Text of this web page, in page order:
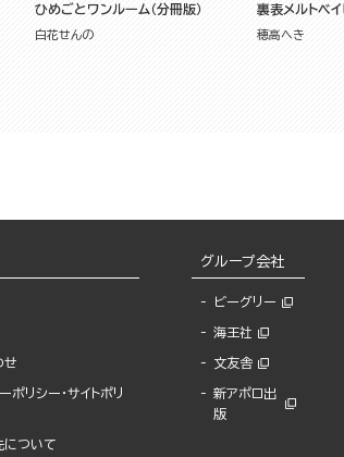
ひめごとワンルーム（分冊版）
白花せんの
裏表メルトベイ
穂高へき
せ
ポリシー・サイトポリ
について
グループ会社
ビーグリー
海王社
文友舎
新アポロ出
版